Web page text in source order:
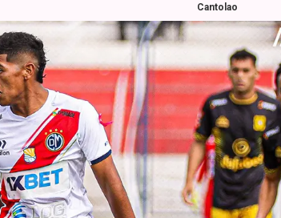
Cantolao